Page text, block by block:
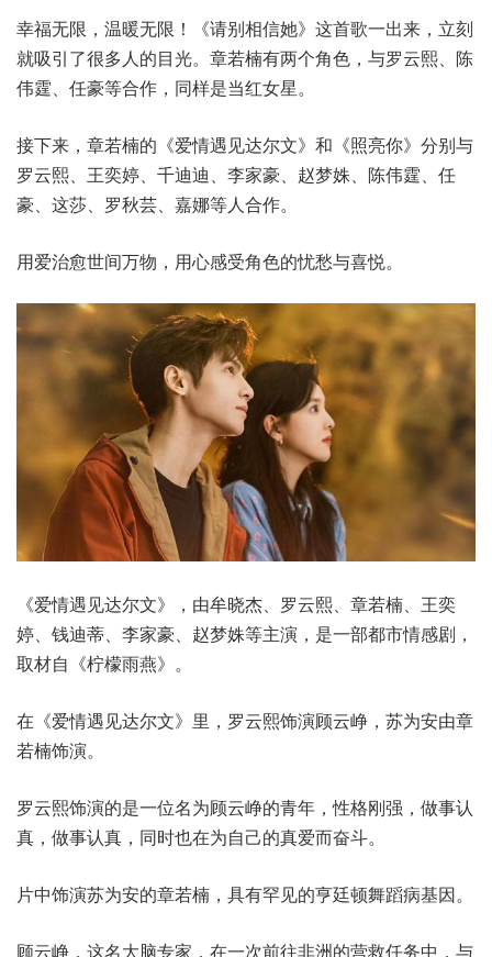
幸福无限，温暖无限！《请别相信她》这首歌一出来，立刻
就吸引了很多人的目光。章若楠有两个角色，与罗云熙、陈
伟霆、任豪等合作，同样是当红女星。
接下来，章若楠的《爱情遇见达尔文》和《照亮你》分别与
罗云熙、王奕婷、千迪迪、李家豪、赵梦姝、陈伟霆、任
豪、这莎、罗秋芸、嘉娜等人合作。
用爱治愈世间万物，用心感受角色的忧愁与喜悦。
《爱情遇见达尔文》，由牟晓杰、罗云熙、章若楠、王奕
婷、钱迪蒂、李家豪、赵梦姝等主演，是一部都市情感剧，
取材自《柠檬雨燕》。
在《爱情遇见达尔文》里，罗云熙饰演顾云峥，苏为安由章
若楠饰演。
罗云熙饰演的是一位名为顾云峥的青年，性格刚强，做事认
真，做事认真，同时也在为自己的真爱而奋斗。
片中饰演苏为安的章若楠，具有罕见的亨廷顿舞蹈病基因。
顾云峥，这名大脑专家，在一次前往非洲的营救任务中，与